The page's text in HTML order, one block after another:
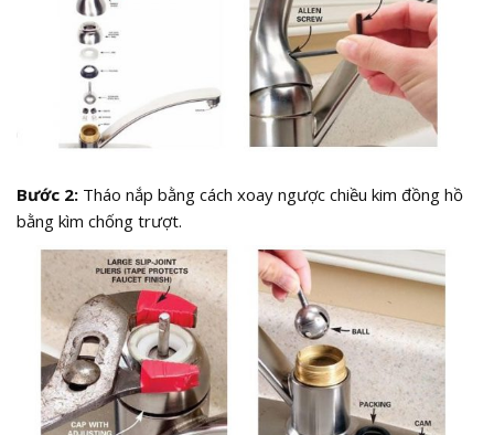
Bước 2: Tháo nắp bằng cách xoay ngược chiều kim đồng hồ
bằng kìm chống trượt.